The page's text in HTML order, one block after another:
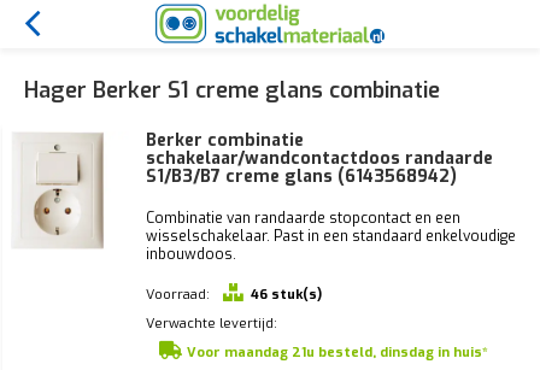
Hager Berker S1 creme glans combinatie
Berker combinatie
schakelaar/wandcontactdoos randaarde
S1/B3/B7 creme glans (6143568942)
Combinatie van randaarde stopcontact en een
wisselschakelaar. Past in een standaard enkelvoudige
inbouwdoos.
Voorraad:
46 stuk(s)
Verwachte levertijd:
Voor maandag 21u besteld, dinsdag in huis*